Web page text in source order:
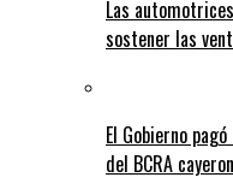
Las
sostener las
El Gobierno
del BCRA